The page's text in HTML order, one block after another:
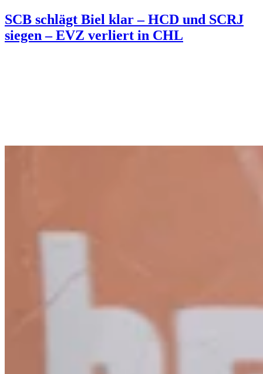
SCB schlägt Biel klar – HCD und SCRJ
siegen – EVZ verliert in CHL